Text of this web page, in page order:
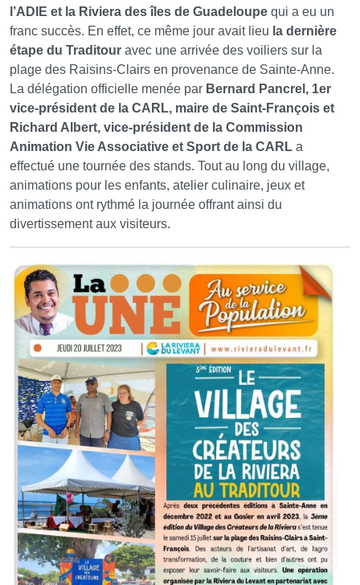
l’ADIE et la Riviera des îles de Guadeloupe qui a eu un
franc succès. En effet, ce même jour avait lieu la dernière
étape du Traditour avec une arrivée des voiliers sur la
plage des Raisins-Clairs en provenance de Sainte-Anne.
La délégation officielle menée par Bernard Pancrel, 1er
vice-président de la CARL, maire de Saint-François et
Richard Albert, vice-président de la Commission
Animation Vie Associative et Sport de la CARL a
effectué une tournée des stands. Tout au long du village,
animations pour les enfants, atelier culinaire, jeux et
animations ont rythmé la journée offrant ainsi du
divertissement aux visiteurs.